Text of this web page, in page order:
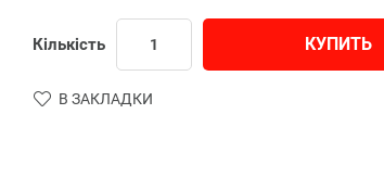
Кількість КУПИТЬ
В ЗАКЛАДКИ